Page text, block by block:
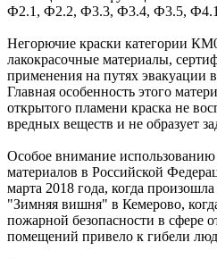
Ф2.1, Ф2.2, Ф3.3, Ф3.4, Ф3.5,
Негорючие краски категории
лакокрасочные материалы,
применения на путях эвакуации
Главная особенность этого
открытого пламени краска не
вредных веществ и не образует
Особое внимание
материалов в Российской
марта 2018 года, когда
"Зимняя вишня" в Кемерово,
пожарной безопасности в сфере
помещений привело к гибели